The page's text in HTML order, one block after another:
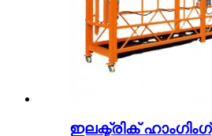
ഇലക്ട്രിക് ഹാംഗിംഗ്